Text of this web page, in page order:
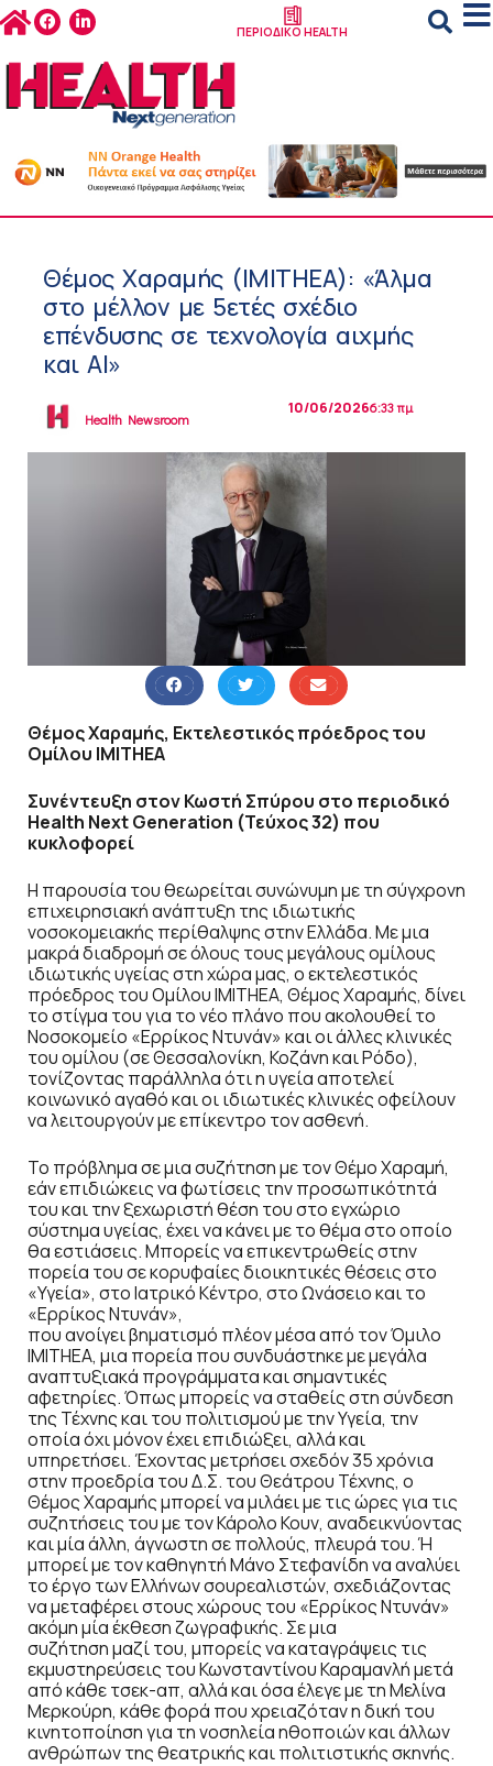
ΠΕΡΙΟΔΙΚΟ HEALTH
Θέμος Χαραμής (IMITHEA): «Άλμα
στο μέλλον με 5ετές σχέδιο
επένδυσης σε τεχνολογία αιχμής
και ΑΙ»
Health Newsroom
10/06/20266:33 πμ
Θέμος Χαραμής, Εκτελεστικός πρόεδρος του
Ομίλου IMITHEA
Συνέντευξη στον Κωστή Σπύρου στο περιοδικό
Health Next Generation (Τεύχος 32) που
κυκλοφορεί
Η παρουσία του θεωρείται συνώνυμη με τη σύγχρονη
επιχειρησιακή ανάπτυξη της ιδιωτικής
νοσοκομειακής περίθαλψης στην Ελλάδα. Με μια
μακρά διαδρομή σε όλους τους μεγάλους ομίλους
ιδιωτικής υγείας στη χώρα μας, ο εκτελεστικός
πρόεδρος του Ομίλου IMITHEA, Θέμος Χαραμής, δίνει
το στίγμα του για το νέο πλάνο που ακολουθεί το
Νοσοκομείο «Ερρίκος Ντυνάν» και οι άλλες κλινικές
του ομίλου (σε Θεσσαλονίκη, Κοζάνη και Ρόδο),
τονίζοντας παράλληλα ότι η υγεία αποτελεί
κοινωνικό αγαθό και οι ιδιωτικές κλινικές οφείλουν
να λειτουργούν με επίκεντρο τον ασθενή.
Το πρόβλημα σε μια συζήτηση με τον Θέμο Χαραμή,
εάν επιδιώκεις να φωτίσεις την προσωπικότητά
του και την ξεχωριστή θέση του στο εγχώριο
σύστημα υγείας, έχει να κάνει με το θέμα στο οποίο
θα εστιάσεις. Μπορείς να επικεντρωθείς στην
πορεία του σε κορυφαίες διοικητικές θέσεις στο
«Υγεία», στο Ιατρικό Κέντρο, στο Ωνάσειο και το
«Ερρίκος Ντυνάν»,
που ανοίγει βηματισμό πλέον μέσα από τον Όμιλο
IMITHEA, μια πορεία που συνδυάστηκε με μεγάλα
αναπτυξιακά προγράμματα και σημαντικές
αφετηρίες. Όπως μπορείς να σταθείς στη σύνδεση
της Τέχνης και του πολιτισμού με την Υγεία, την
οποία όχι μόνον έχει επιδιώξει, αλλά και
υπηρετήσει. Έχοντας μετρήσει σχεδόν 35 χρόνια
στην προεδρία του Δ.Σ. του Θεάτρου Τέχνης, ο
Θέμος Χαραμής μπορεί να μιλάει με τις ώρες για τις
συζητήσεις του με τον Κάρολο Κουν, αναδεικνύοντας
και μία άλλη, άγνωστη σε πολλούς, πλευρά του. Ή
μπορεί με τον καθηγητή Μάνο Στεφανίδη να αναλύει
το έργο των Ελλήνων σουρεαλιστών, σχεδιάζοντας
να μεταφέρει στους χώρους του «Ερρίκος Ντυνάν»
ακόμη μία έκθεση ζωγραφικής. Σε μια
συζήτηση μαζί του, μπορείς να καταγράψεις τις
εκμυστηρεύσεις του Κωνσταντίνου Καραμανλή μετά
από κάθε τσεκ-απ, αλλά και όσα έλεγε με τη Μελίνα
Μερκούρη, κάθε φορά που χρειαζόταν η δική του
κινητοποίηση για τη νοσηλεία ηθοποιών και άλλων
ανθρώπων της θεατρικής και πολιτιστικής σκηνής.